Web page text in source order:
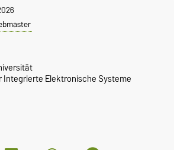
Integrierte Elektronische Systeme